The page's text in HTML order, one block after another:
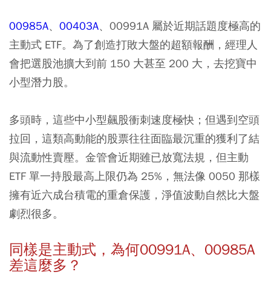
00985A、 00403A、 00991A 屬於近期話題度極高的
主動式 ETF。為了創造打敗大盤的超額報酬，經理人
會把選股池擴大到前 150 大甚至 200 大，去挖寶中
小型潛力股。
多頭時，這些中小型飆股衝刺速度極快；但遇到空頭
拉回，這類高動能的股票往往面臨最沉重的獲利了結
與流動性賣壓。金管會近期雖已放寬法規，但主動
ETF 單一持股最高上限仍為 25%，無法像 0050 那樣
擁有近六成台積電的重倉保護，淨值波動自然比大盤
劇烈很多。
同樣是主動式，為何00991A、00985A
差這麼多？